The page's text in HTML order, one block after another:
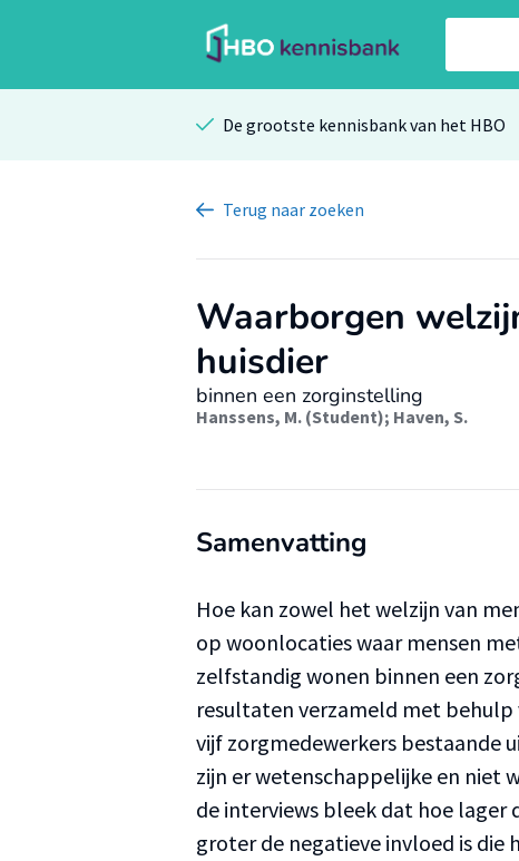
De grootste kennisbank van het HBO
Terug naar zoeken
Waarborgen
huisdier
binnen een zorginstelling
Hanssens, M. (Student); Haven, S.
Samenvatting
Hoe kan zowel het welzijn van
op woonlocaties waar mensen
zelfstandig wonen binnen een
resultaten verzameld met
vijf zorgmedewerkers bestaande
zijn er wetenschappelijke en niet
de interviews bleek dat hoe lager
groter de negatieve invloed is die